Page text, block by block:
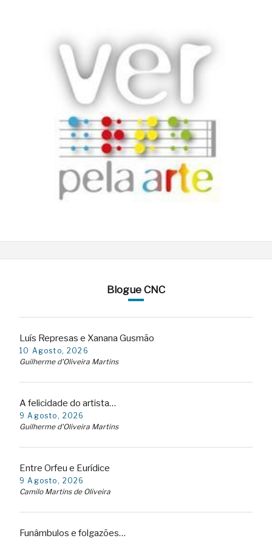
Blogue CNC
Luís Represas e Xanana Gusmão
10 Agosto, 2026
Guilherme d'Oliveira Martins
A felicidade do artista…
9 Agosto, 2026
Guilherme d'Oliveira Martins
Entre Orfeu e Eurídice
9 Agosto, 2026
Camilo Martins de Oliveira
Funâmbulos e folgazões…